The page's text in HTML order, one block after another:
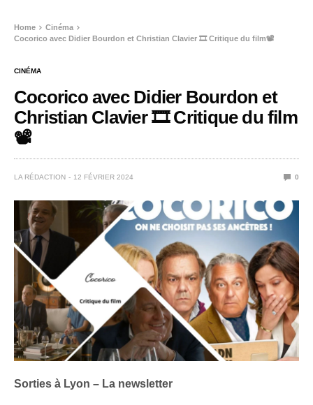
Home
Cinéma
Cocorico avec Didier Bourdon et Christian Clavier 🎞️ Critique du film📽️
CINÉMA
Cocorico avec Didier Bourdon et
Christian Clavier 🎞️ Critique du film
📽️
LA RÉDACTION 12 FÉVRIER 2024 0
Sorties à Lyon – La newsletter